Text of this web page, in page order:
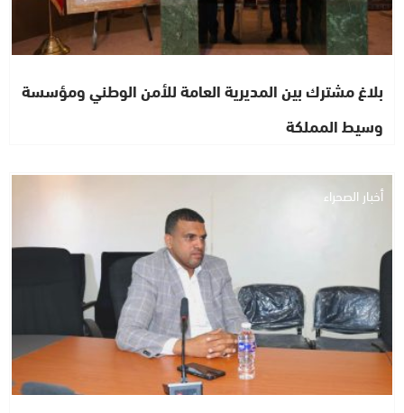
بلاغ مشترك بين المديرية العامة للأمن الوطني ومؤسسة
وسيط المملكة
أخبار الصحراء